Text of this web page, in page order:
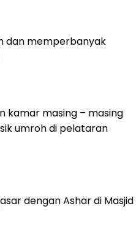
dan memperbanyak
kamar masing – masing
umroh di pelataran
dengan Ashar di Masjid